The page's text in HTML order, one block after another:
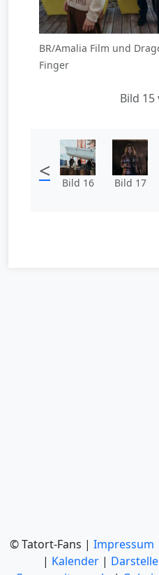
BR/Amalia Film und
Finger
Bild 15
< Bild 16 Bild 17
© Tatort-Fans | Impressum
| Kalender |